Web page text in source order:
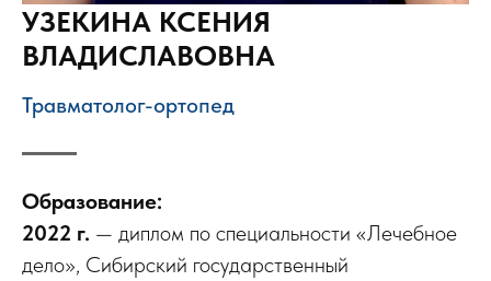
УЗЕКИНА КСЕНИЯ
ВЛАДИСЛАВОВНА
Травматолог-ортопед
Образование:
2022 г. — диплом по специальности «Лечебное
дело», Сибирский государственный